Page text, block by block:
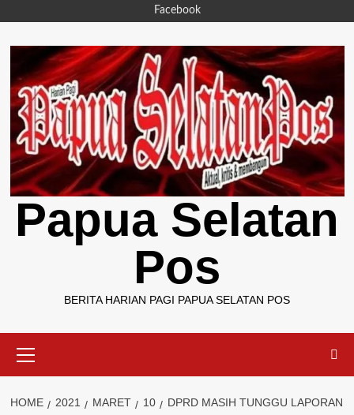
content
Facebook
Papua Selatan
Pos
BERITA HARIAN PAGI PAPUA SELATAN POS
Menu
HOME 2021 MARET 10
DPRD MASIH TUNGGU LAPORAN